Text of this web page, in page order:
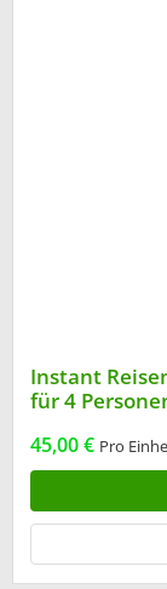
Instant
für 4
45,00 € Pro